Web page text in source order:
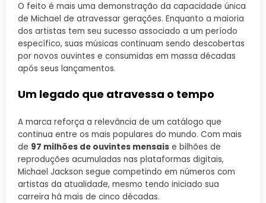
O feito é mais uma demonstração da capacidade única
de Michael de atravessar gerações. Enquanto a maioria
dos artistas tem seu sucesso associado a um período
específico, suas músicas continuam sendo descobertas
por novos ouvintes e consumidas em massa décadas
após seus lançamentos.
Um legado que atravessa o tempo
A marca reforça a relevância de um catálogo que
continua entre os mais populares do mundo. Com mais
de 97 milhões de ouvintes mensais e bilhões de
reproduções acumuladas nas plataformas digitais,
Michael Jackson segue competindo em números com
artistas da atualidade, mesmo tendo iniciado sua
carreira há mais de cinco décadas.